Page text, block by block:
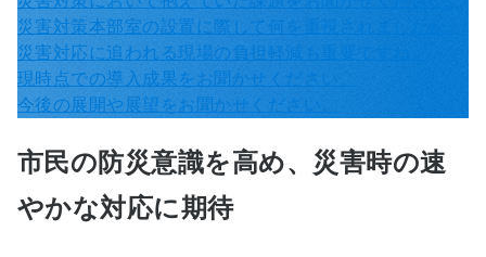
災害対策本部室の設置に際して何を重視されましたか。
災害対応に追われる現場の負担軽減も重要ですね。
現時点での導入成果をお聞かせください。
今後の展開や展望をお聞かせください。
市民の防災意識を高め、災害時の速
やかな対応に期待